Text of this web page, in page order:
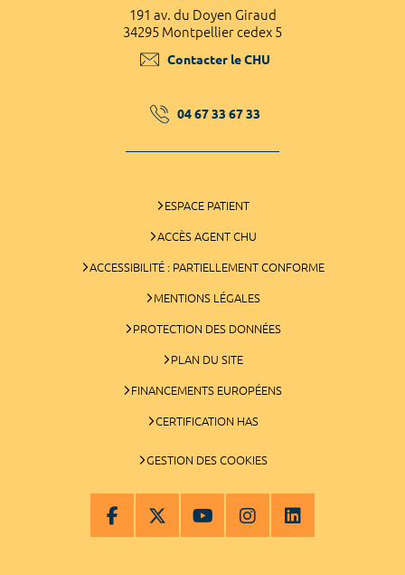
191 av. du Doyen Giraud
34295 Montpellier cedex 5
Contacter le CHU
04 67 33 67 33
ESPACE PATIENT
ACCÈS AGENT CHU
ACCESSIBILITÉ : PARTIELLEMENT CONFORME
MENTIONS LÉGALES
PROTECTION DES DONNÉES
PLAN DU SITE
FINANCEMENTS EUROPÉENS
CERTIFICATION HAS
GESTION DES COOKIES